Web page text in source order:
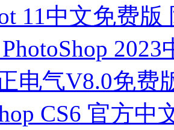
11中文免费版
电气V8.0免费
CS6 官方中